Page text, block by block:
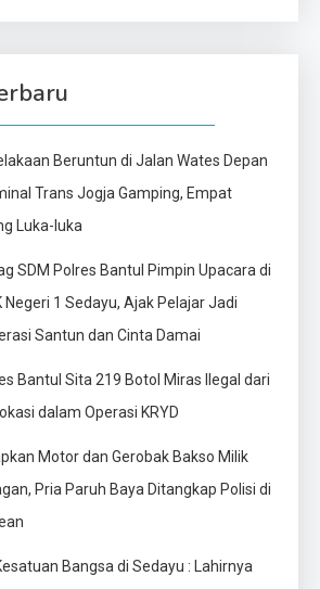
Beruntun di Jalan Wates Depan
Trans Jogja Gamping, Empat
Luka-luka
SDM Polres Bantul Pimpin Upacara di
Negeri 1 Sedayu, Ajak Pelajar Jadi
Santun dan Cinta Damai
Bantul Sita 219 Botol Miras Ilegal dari
dalam Operasi KRYD
Motor dan Gerobak Bakso Milik
Pria Paruh Baya Ditangkap Polisi di
Bangsa di Sedayu : Lahirnya